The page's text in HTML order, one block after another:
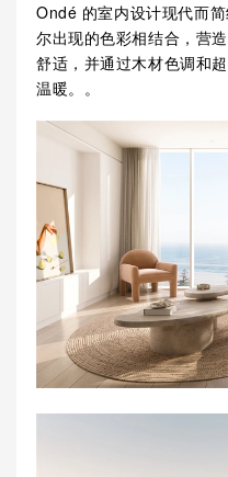
Ondé 的室内设计现代而
尔出现的色彩相结合，营
舒适，并通过木材色调和
温暖。。